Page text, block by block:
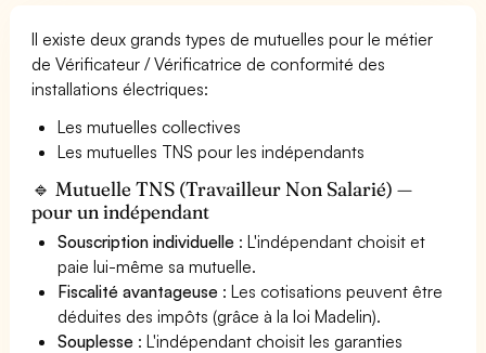
Il existe deux grands types de mutuelles pour le métier
de Vérificateur / Vérificatrice de conformité des
installations électriques:
Les mutuelles collectives
Les mutuelles TNS pour les indépendants
🔹 Mutuelle TNS (Travailleur Non Salarié) —
pour un indépendant
Souscription individuelle : L'indépendant choisit et
paie lui-même sa mutuelle.
Fiscalité avantageuse : Les cotisations peuvent être
déduites des impôts (grâce à la loi Madelin).
Souplesse : L'indépendant choisit les garanties